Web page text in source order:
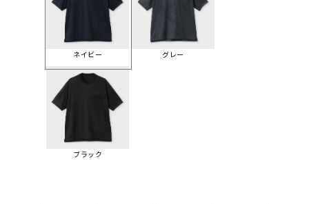
ネイビー グレー
ブラック